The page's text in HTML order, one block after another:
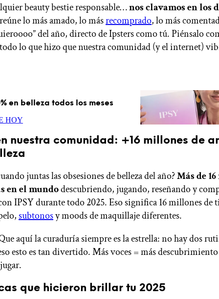
beauty bestie responsable…nos clavamos en los
lo más amado, lo másrecomprado, lo más
del año, directo de Ipsters como tú. Piénsalo
todo lo que hizo que nuestra comunidad (y el internet)
en belleza todos los meses
HOY
nuestra comunidad: +16 millones de
juntas las obsesiones de belleza del año?Más de
en el mundodescubriendo, jugando, reseñando y
IPSY durante todo 2025. Eso significa 16 millones de
subtonosy moods de maquillaje diferentes.
aquí la curaduría siempre es la estrella: no hay dos
esto es tan divertido. Más voces = más
que hicieron brillar tu 2025